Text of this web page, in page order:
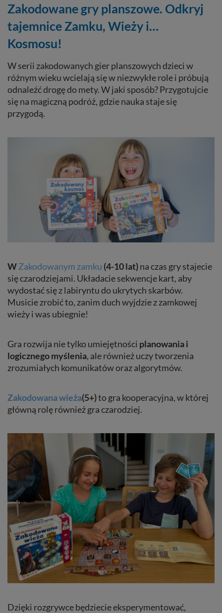
Zakodowane gry planszowe. Odkryj
tajemnice Zamku, Wieży i…
Kosmosu!
W serii zakodowanych gier planszowych dzieci w
różnym wieku wcielają się w niezwykłe role i próbują
odnaleźć drogę do mety. W jaki sposób? Przygotujcie
się na magiczną podróż, gdzie nauka staje się
przygodą.
WZakodowanym zamku (4-10 lat)na czas gry stajecie
się czarodziejami. Układacie sekwencje kart, aby
wydostać się z labiryntu do ukrytych skarbów.
Musicie zrobić to, zanim duch wyjdzie z zamkowej
wieży i was ubiegnie!
Gra rozwija nie tylko umiejętności planowania i
logicznego myślenia, ale również uczy tworzenia
zrozumiałych komunikatów oraz algorytmów.
Zakodowana wieża(5+)to gra kooperacyjna, w której
główną rolę również gra czarodziej.
Dzięki rozgrywce będziecie eksperymentować,